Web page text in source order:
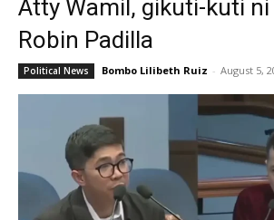
Atty Wamil, gikuti-kuti ni
Robin Padilla
Political News Bombo Lilibeth Ruiz - August 5,